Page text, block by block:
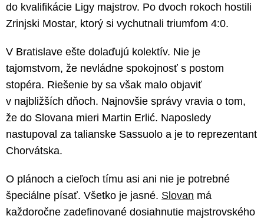
do kvalifikácie Ligy majstrov. Po dvoch rokoch hostili
Zrinjski Mostar, ktorý si vychutnali triumfom 4:0.
V Bratislave ešte dolaďujú kolektív. Nie je
tajomstvom, že nevládne spokojnosť s postom
stopéra. Riešenie by sa však malo objaviť
v najbližších dňoch. Najnovšie správy vravia o tom,
že do Slovana mieri Martin Erlić. Naposledy
nastupoval za talianske Sassuolo a je to reprezentant
Chorvátska.
O plánoch a cieľoch tímu asi ani nie je potrebné
špeciálne písať. Všetko je jasné. Slovan má
každoročne zadefinované dosiahnutie majstrovského